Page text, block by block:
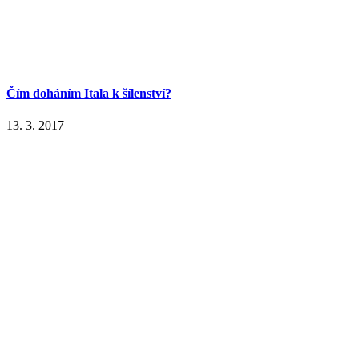
Čím doháním Itala k šílenství?
13. 3. 2017